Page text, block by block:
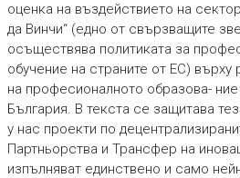
оценка на въздействието на
да Винчи“ (едно от свързващите
осъществява политиката за
обучение на страните от ЕС) върху
на професионалното образова-
България. В текста се защитава
у нас проекти по
Партньорства и Трансфер на
изпълняват единствено и само